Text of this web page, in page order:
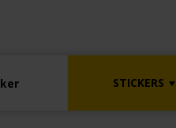
STICKERS